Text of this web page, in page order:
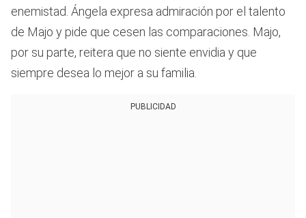
enemistad. Ángela expresa admiración por el talento
de Majo y pide que cesen las comparaciones. Majo,
por su parte, reitera que no siente envidia y que
siempre desea lo mejor a su familia.
PUBLICIDAD